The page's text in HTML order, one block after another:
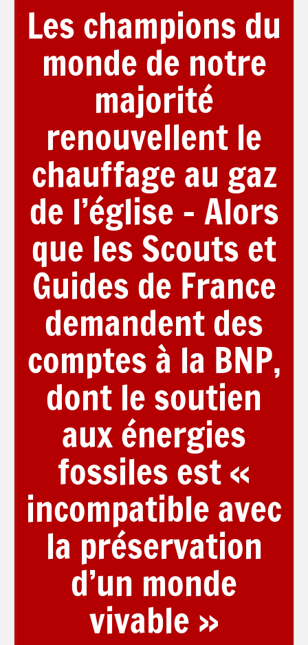
Les champions du
monde de notre
majorité
renouvellent le
chauffage au gaz
de l’église – Alors
que les Scouts et
Guides de France
demandent des
comptes à la BNP,
dont le soutien
aux énergies
fossiles est «
incompatible avec
la préservation
d’un monde
vivable »